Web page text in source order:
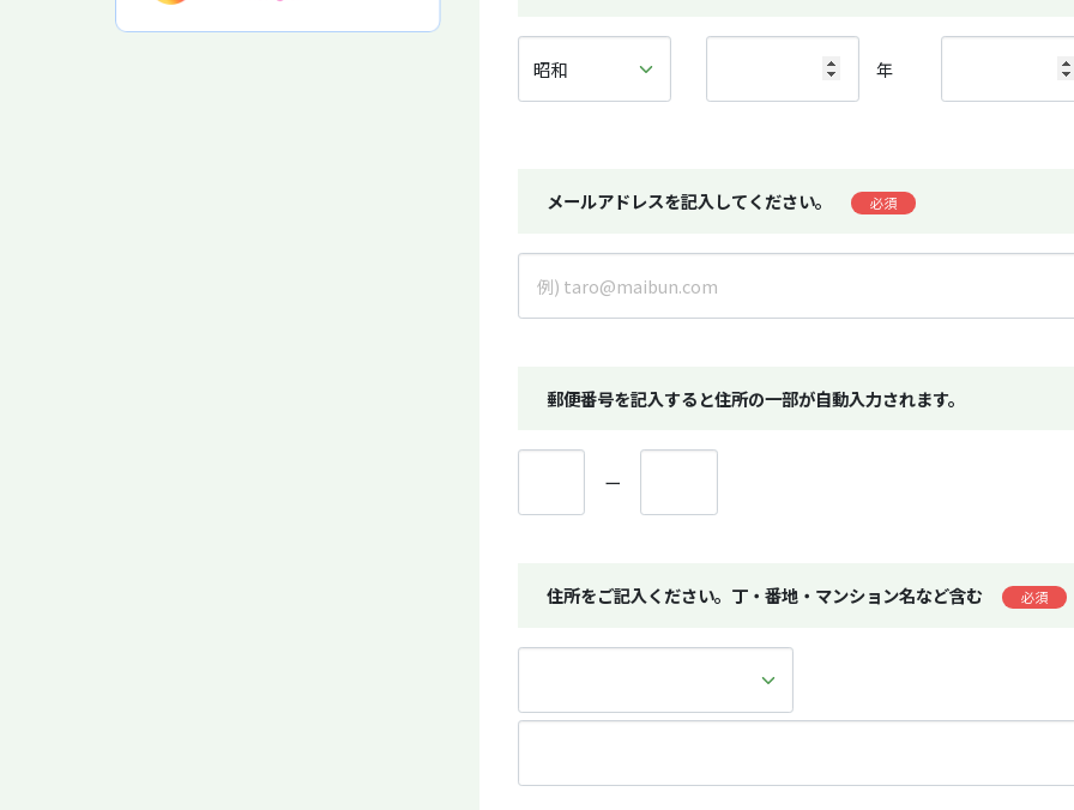
年
メールアドレスを記入してください。 必須
郵便番号を記入すると住所の一部が自動入力されます。
ー
住所をご記入ください。丁・番地・マンション名など含む 必須